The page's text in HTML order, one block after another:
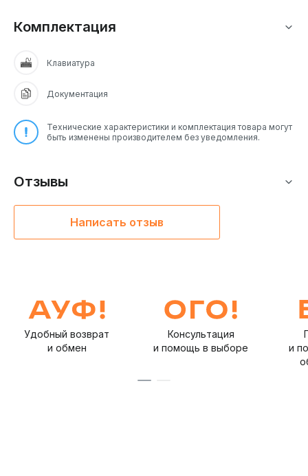
Комплектация
Клавиатура
Документация
Технические характеристики и комплектация товара могут
быть изменены производителем без уведомления.
Отзывы
Написать отзыв
Удобный возврат
и обмен
Консультация
и помощь в выборе
и